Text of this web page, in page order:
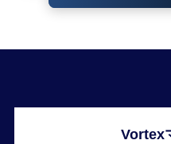
Vortex